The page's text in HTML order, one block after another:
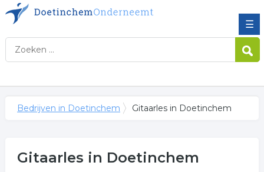
☰
Bedrijven in Doetinchem Gitaarles in Doetinchem
Gitaarles in Doetinchem